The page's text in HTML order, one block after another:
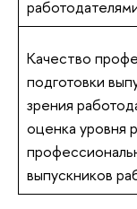
Качество
подготовки
зрения
оценка уровня
выпускников